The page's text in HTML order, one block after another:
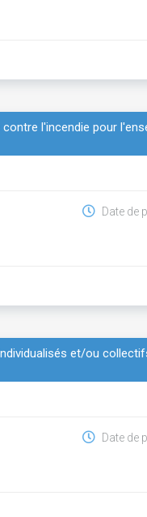
l'incendie pour
Date de
et/ou
Date de